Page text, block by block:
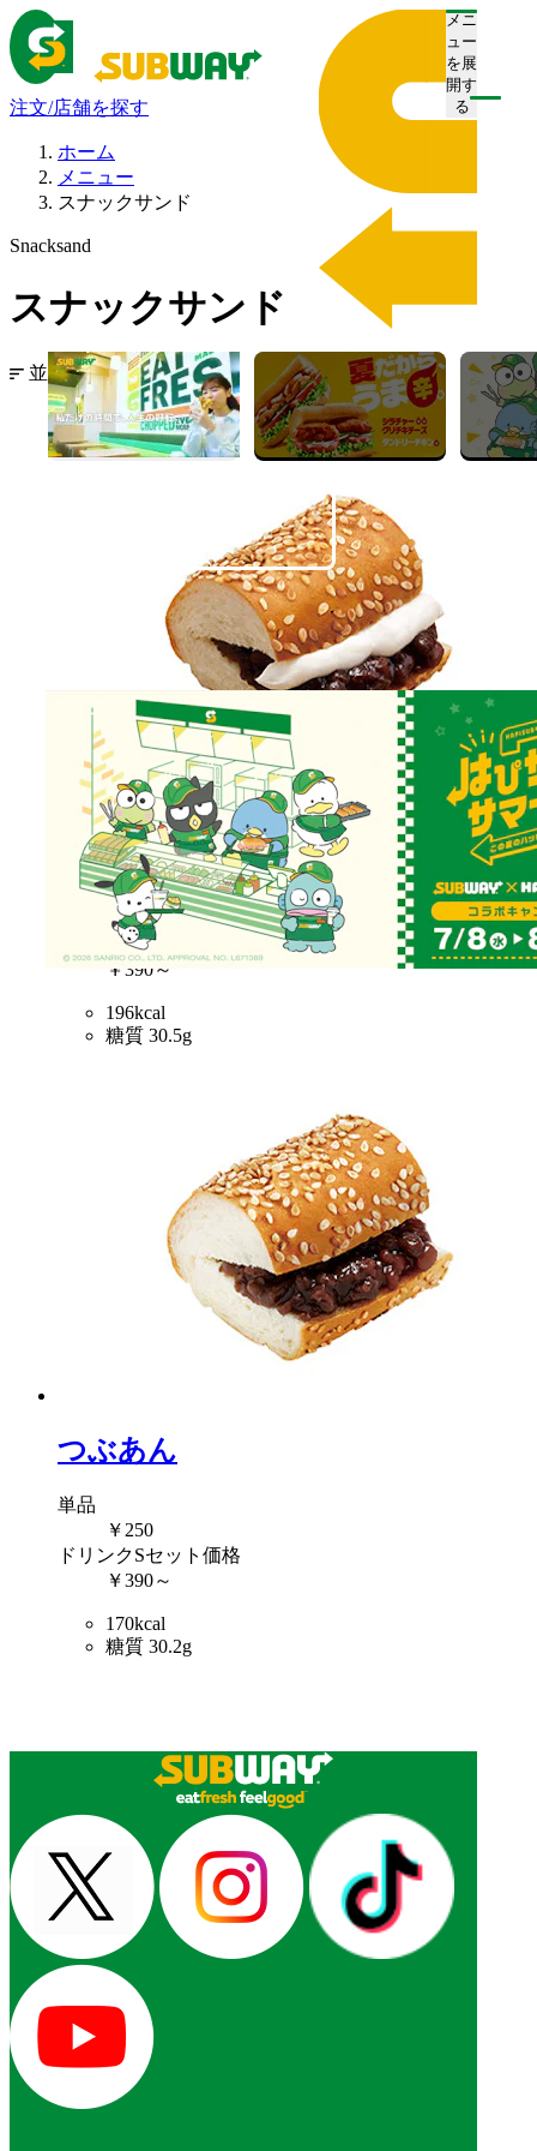
メニ
ュー
を展
開す
る
注文/店舗を探す
ホーム
メニュー
スナックサンド
Snacksand
スナックサンド
並び替え：
あんこ＆マスカルポーネ
単品
￥250
ドリンクSセット価格
￥390～
196kcal
糖質 30.5g
つぶあん
単品
￥250
ドリンクSセット価格
￥390～
170kcal
糖質 30.2g